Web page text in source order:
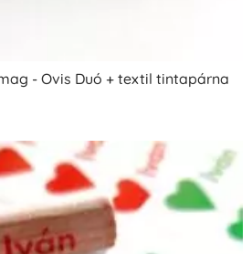
- Ovis Duó + textil tintapárna